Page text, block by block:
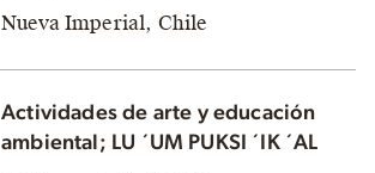
Nueva Imperial, Chile
Actividades de arte y educación
ambiental; LU ´UM PUKSI ´IK ´AL